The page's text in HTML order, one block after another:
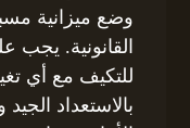
وضع ميزانية
القانونية. يجب
للتكيف مع أي
بالاستعداد